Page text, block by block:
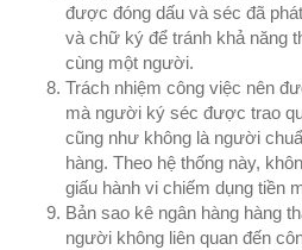
được đóng dấu và séc đã
và chữ ký để tránh khả năng
cùng một người.
Trách nhiệm công việc nên
mà người ký séc được trao
cũng như không là người
hàng. Theo hệ thống này,
giấu hành vi chiếm dụng tiền
Bản sao kê ngân hàng hàng
người không liên quan đến